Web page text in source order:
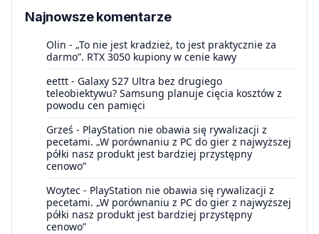
Najnowsze komentarze
Olin - „To nie jest kradzież, to jest praktycznie za
darmo”. RTX 3050 kupiony w cenie kawy
eettt - Galaxy S27 Ultra bez drugiego
teleobiektywu? Samsung planuje cięcia kosztów z
powodu cen pamięci
Grześ - PlayStation nie obawia się rywalizacji z
pecetami. „W porównaniu z PC do gier z najwyższej
półki nasz produkt jest bardziej przystępny
cenowo”
Woytec - PlayStation nie obawia się rywalizacji z
pecetami. „W porównaniu z PC do gier z najwyższej
półki nasz produkt jest bardziej przystępny
cenowo”